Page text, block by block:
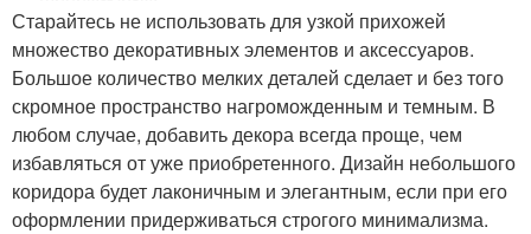
Старайтесь не использовать для узкой прихожей
множество декоративных элементов и аксессуаров.
Большое количество мелких деталей сделает и без того
скромное пространство нагроможденным и темным. В
любом случае, добавить декора всегда проще, чем
избавляться от уже приобретенного. Дизайн небольшого
коридора будет лаконичным и элегантным, если при его
оформлении придерживаться строгого минимализма.